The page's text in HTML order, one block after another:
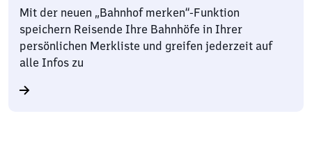
Mit der neuen „Bahnhof merken“-Funktion
speichern Reisende Ihre Bahnhöfe in Ihrer
persönlichen Merkliste und greifen jederzeit auf
alle Infos zu